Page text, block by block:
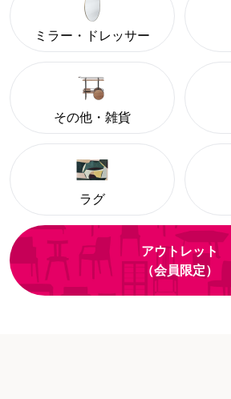
ミラー・ドレッサー
その他・雑貨
ラグ
アウトレット
（会員限定）